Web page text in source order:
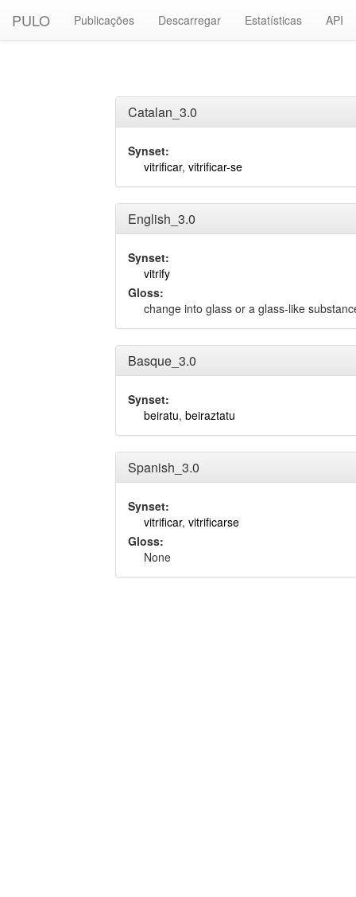
PULO Publicações Descarregar Estatísticas API
Catalan_3.0
Synset:
vitrificar, vitrificar-se
English_3.0
Synset:
vitrify
Gloss:
change into glass or a glass-like
Basque_3.0
Synset:
beiratu, beiraztatu
Spanish_3.0
Synset:
vitrificar, vitrificarse
Gloss:
None